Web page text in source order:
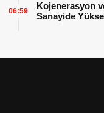
Kojenerasyon
Sanayide
06:59